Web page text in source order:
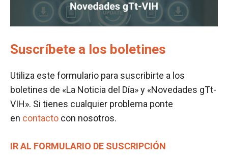
Suscríbete a los boletines
Utiliza este formulario para suscribirte a los
boletines de «La Noticia del Día» y «Novedades gTt-
VIH». Si tienes cualquier problema ponte
en contacto con nosotros.
IR AL FORMULARIO DE SUSCRIPCIÓN